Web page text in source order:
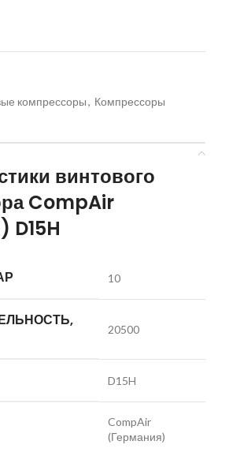
компрессоры, Компрессоры
винтового
CompAir
D15H
10
20500
D15H
CompAir
(Германия)